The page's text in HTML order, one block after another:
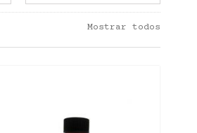
Mostrar todos